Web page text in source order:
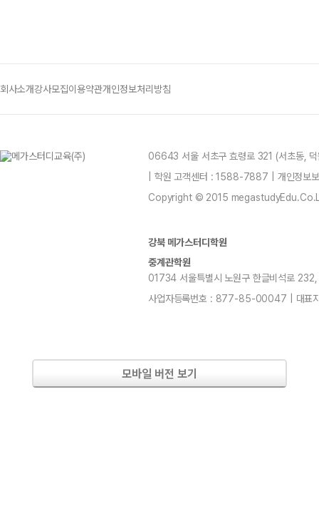
회사소개강사모집이용약관개인정보처리방침
06643 서울 서초구 효령로 321 (서초동,
| 학원 고객센터 : 1588-7887 | 개인정보
Copyright © 2015
강북 메가스터디학원
중계관학원
01734 서울특별시 노원구 한글비석로
사업자등록번호 : 877-85-00047 | 대표자
모바일 버전 보기